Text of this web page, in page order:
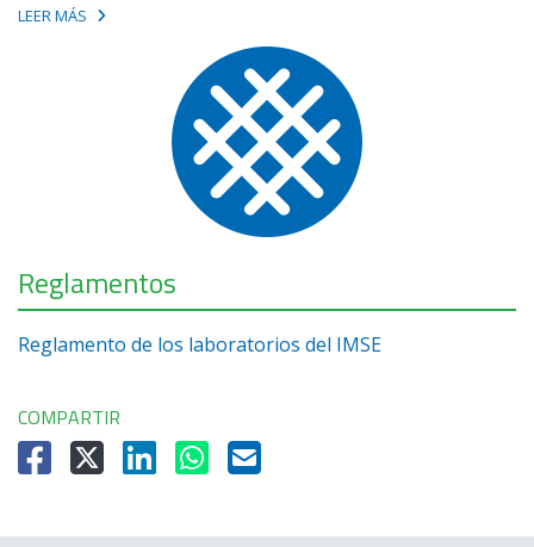
LEER MÁS
Reglamentos
Reglamento de los laboratorios del IMSE
COMPARTIR